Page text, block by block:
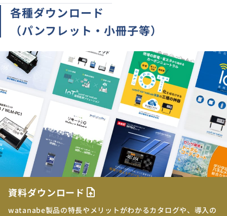
各種ダウンロード
（パンフレット・小冊子等）
資料ダウンロード upload_file
watanabe製品の特長やメリットがわかるカタログや、導入の